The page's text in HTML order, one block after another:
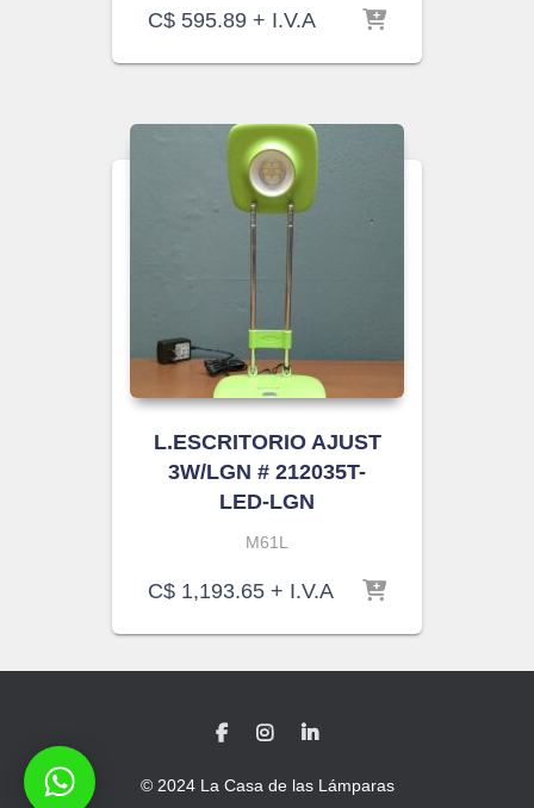
C$ 595.89 + I.V.A
L.ESCRITORIO AJUST
3W/LGN # 212035T-
LED-LGN
M61L
C$ 1,193.65 + I.V.A
© 2024 La Casa de las Lámparas